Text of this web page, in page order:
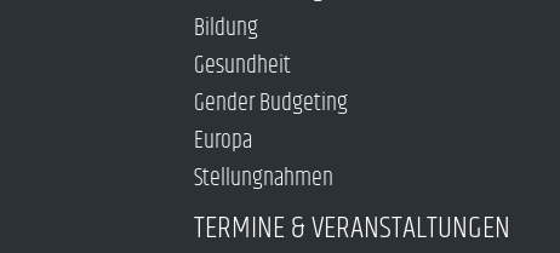
Bildung
Gesundheit
Gender Budgeting
Europa
Stellungnahmen
TERMINE & VERANSTALTUNGEN